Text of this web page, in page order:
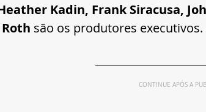
Kadin, Frank Siracusa,
são os produtores executivos.
CONTINUE APÓS A